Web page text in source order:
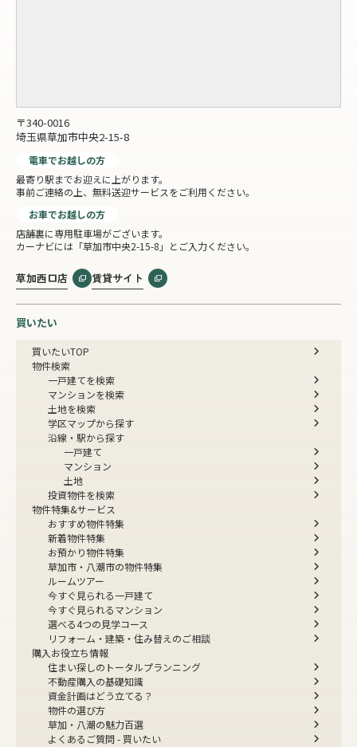
〒340-0016
埼玉県草加市中央2-15-8
電車でお越しの方
最寄り駅までお迎えに上がります。
事前ご連絡の上、無料送迎サービスをご利用ください。
お車でお越しの方
店舗裏に専用駐車場がございます。
カーナビには「草加市中央2-15-8」とご入力ください。
草加西口店 賃貸サイト
買いたい
買いたいTOP
物件検索
一戸建てを検索
マンションを検索
土地を検索
学区マップから探す
沿線・駅から探す
一戸建て
マンション
土地
投資物件を検索
物件特集&サービス
おすすめ物件特集
新着物件特集
お預かり物件特集
草加市・八潮市の物件特集
ルームツアー
今すぐ見られる一戸建て
今すぐ見られるマンション
選べる4つの見学コース
リフォーム・建築・住み替えのご相談
購入お役立ち情報
住まい探しのトータルプランニング
不動産購入の基礎知識
資金計画はどう立てる？
物件の選び方
草加・八潮の魅力百選
よくあるご質問 - 買いたい